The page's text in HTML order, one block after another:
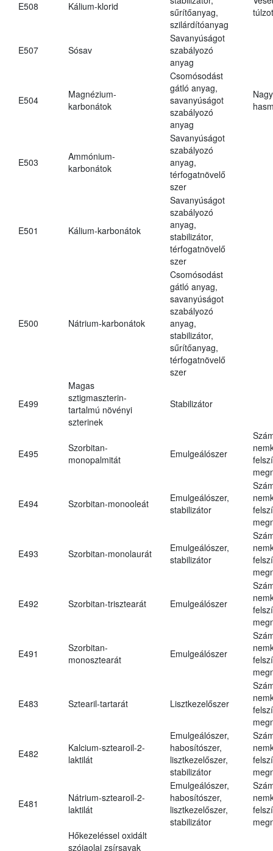
E508 Kálium-klorid
sűrítőanyag,
szilárdítóanyag
E507 Sósav
Savanyúságot
szabályozó
anyag
E504
Magnézium-
karbonátok
Csomósodást
gátló anyag,
savanyúságot
szabályozó
anyag
E503
Ammónium-
karbonátok
Savanyúságot
szabályozó
anyag,
térfogatnövelő
szer
E501 Kálium-karbonátok
Savanyúságot
szabályozó
anyag,
stabilizátor,
térfogatnövelő
szer
E500 Nátrium-karbonátok
Csomósodást
gátló anyag,
savanyúságot
szabályozó
anyag,
stabilizátor,
sűrítőanyag,
térfogatnövelő
szer
E499
Magas
sztigmaszterin-
tartalmú növényi
szterinek
Stabilizátor
E495
Szorbitan-
monopalmitát
Emulgeálószer
E494 Szorbitan-monooleát
Emulgeálószer,
stabilizátor
E493 Szorbitan-monolaurát
Emulgeálószer,
stabilizátor
E492 Szorbitan-trisztearát Emulgeálószer
E491
Szorbitan-
monosztearát
Emulgeálószer
E483 Sztearil-tartarát Lisztkezelőszer
E482
Kalcium-sztearoil-2-
laktilát
Emulgeálószer,
habosítószer,
lisztkezelőszer,
stabilizátor
E481
Nátrium-sztearoil-2-
laktilát
Emulgeálószer,
habosítószer,
lisztkezelőszer,
stabilizátor
Hőkezeléssel oxidált
szójaolaj zsírsavak